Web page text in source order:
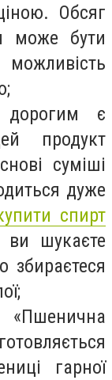
Обсяг
може бути
є
продукт
суміші
дуже
спирт
шукаєте
збираєтеся
гарної